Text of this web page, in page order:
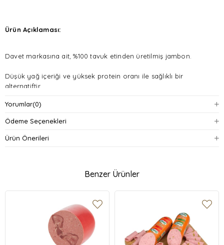
Ürün Açıklaması:
Davet markasına ait, %100 tavuk etinden üretilmiş jambon.
Düşük yağ içeriği ve yüksek protein oranı ile sağlıklı bir
alternatiftir.
Hijyenik koşullarda üretilmiş ve vakumlu ambalajda sunulur.
Kahvaltı sofraları, sandviçler ve atıştırmalıklar için uygundur.
Yorumlar(0)
Ödeme Seçenekleri
Ürün Önerileri
Benzer Ürünler